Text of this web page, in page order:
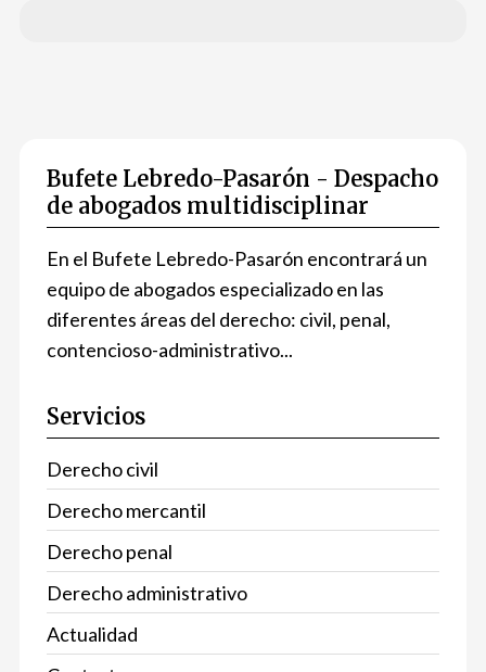
Bufete Lebredo-Pasarón - Despacho
de abogados multidisciplinar
En el Bufete Lebredo-Pasarón encontrará un
equipo de abogados especializado en las
diferentes áreas del derecho: civil, penal,
contencioso-administrativo...
Servicios
Derecho civil
Derecho mercantil
Derecho penal
Derecho administrativo
Actualidad